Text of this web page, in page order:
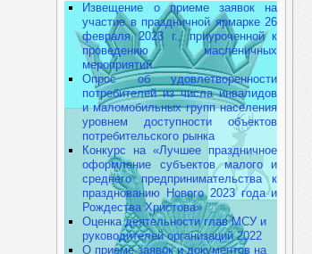
Извещение о приеме заявок на
участие в праздничной ярмарке 26
февраля 2023 г., приуроченной к
проведению масленичных
мероприятий
Опрос об удовлетворенности
потребителей из числа инвалидов
и маломобильных групп населения
уровнем доступности объектов
потребительского рынка
Конкурс на «Лучшее праздничное
оформление субъектов малого и
среднего предпринимательства к
празднованию Нового 2023 года и
Рождества Христова»
Оценка деятельности глав МСУ и
руководителей организаций 2022
О приеме заявок и документов на